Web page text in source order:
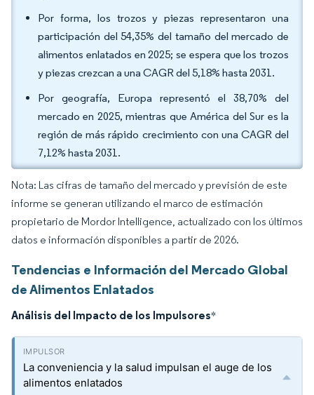
Por forma, los trozos y piezas representaron una
participación del 54,35% del tamaño del mercado de
alimentos enlatados en 2025; se espera que los trozos
y piezas crezcan a una CAGR del 5,18% hasta 2031.
Por geografía, Europa representó el 38,70% del
mercado en 2025, mientras que América del Sur es la
región de más rápido crecimiento con una CAGR del
7,12% hasta 2031.
Nota: Las cifras de tamaño del mercado y previsión de este
informe se generan utilizando el marco de estimación
propietario de Mordor Intelligence, actualizado con los últimos
datos e información disponibles a partir de 2026.
Tendencias e Información del Mercado Global
de Alimentos Enlatados
Análisis del Impacto de los Impulsores*
La conveniencia y la salud impulsan el auge de los
alimentos enlatados